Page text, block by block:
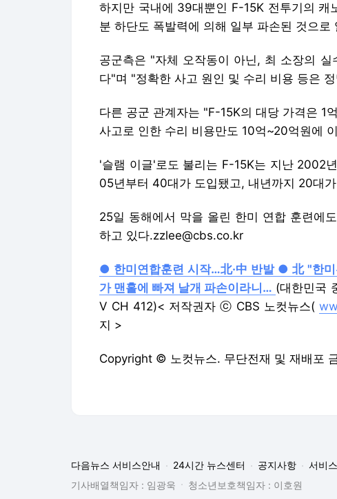
하지만 국내에 39대뿐인 F-15K 전투기의 캐
분 하단도 폭발력에 의해 일부 파손된 것으로
공군측은 "자체 오작동이 아닌, 최 소장의
다"며 "정확한 사고 원인 및 수리 비용 등은
다른 공군 관계자는 "F-15K의 대당 가격은 1
사고로 인한 수리 비용만도 10억~20억원에
'슬램 이글'로도 불리는 F-15K는 지난 2002
05년부터 40대가 도입됐고, 내년까지 20대
25일 동해에서 막을 올린 한미 연합 훈련에
하고 있다.zzlee@cbs.co.kr
● 한미연합훈련 시작…北·中 반발 ●北 "한
가 맨홀에 빠져 날개 파손이라니… (대한민국
V CH 412)< 저작권자 ⓒ CBS 노컷뉴스(
지 >
Copyright © 노컷뉴스. 무단전재 및 재배포
다음뉴스 서비스안내 24시간 뉴스센터 공지사항
서비
기사배열책임자 : 임광욱
청소년보호책임자 : 이호원